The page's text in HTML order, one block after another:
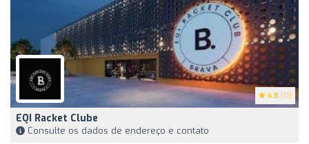
4.8 (11)
EQI Racket Clube
Consulte os dados de endereço e contato